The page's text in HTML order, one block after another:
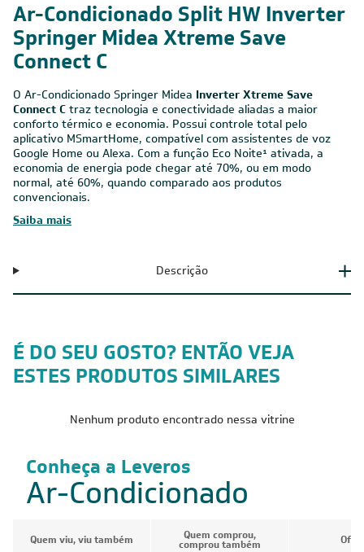
Ar-Condicionado Split HW Inverter
Springer Midea Xtreme Save
Connect C
O Ar-Condicionado Springer Midea Inverter Xtreme Save
Connect C traz tecnologia e conectividade aliadas a maior
conforto térmico e economia. Possui controle total pelo
aplicativo MSmartHome, compatível com assistentes de voz
Google Home ou Alexa. Com a função Eco Noite¹ ativada, a
economia de energia pode chegar até 70%, ou em modo
normal, até 60%, quando comparado aos produtos
convencionais.
Saiba mais
Descrição
É DO SEU GOSTO? ENTÃO VEJA
ESTES PRODUTOS SIMILARES
Nenhum produto encontrado nessa vitrine
Conheça a Leveros
Ar-Condicionado
Quem viu, viu também Quem comprou,
comprou também